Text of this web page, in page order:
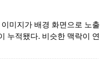
미지가 배경 화면으로 노출
누적됐다. 비슷한 맥락이 연